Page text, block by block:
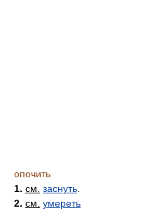
опочить
1. см. заснуть
2. см. умереть